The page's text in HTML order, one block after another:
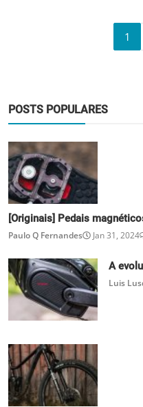
1
POSTS POPULARES
[Originais] Pedais
Paulo Q Fernandes Jan 31, 2024
A
Luis